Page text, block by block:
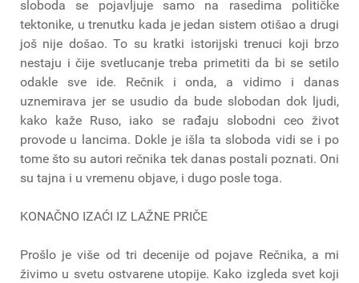
sloboda se pojavljuje samo na rasedima političke
tektonike, u trenutku kada je jedan sistem otišao a drugi
još nije došao. To su kratki istorijski trenuci koji brzo
nestaju i čije svetlucanje treba primetiti da bi se setilo
odakle sve ide. Rečnik i onda, a vidimo i danas
uznemirava jer se usudio da bude slobodan dok ljudi,
kako kaže Ruso, iako se rađaju slobodni ceo život
provode u lancima. Dokle je išla ta sloboda vidi se i po
tome što su autori rečnika tek danas postali poznati. Oni
su tajna i u vremenu objave, i dugo posle toga.
KONAČNO IZAĆI IZ LAŽNE PRIČE
Prošlo je više od tri decenije od pojave Rečnika, a mi
živimo u svetu ostvarene utopije. Kako izgleda svet koji